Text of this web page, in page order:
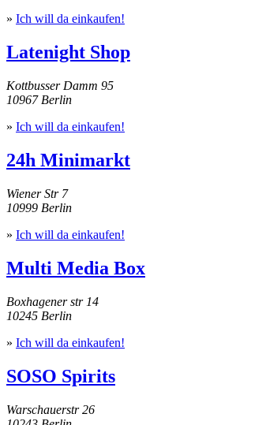
» Ich will da einkaufen!
Latenight Shop
Kottbusser Damm 95
10967 Berlin
» Ich will da einkaufen!
24h Minimarkt
Wiener Str 7
10999 Berlin
» Ich will da einkaufen!
Multi Media Box
Boxhagener str 14
10245 Berlin
» Ich will da einkaufen!
SOSO Spirits
Warschauerstr 26